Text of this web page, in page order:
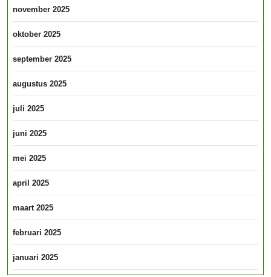
november 2025
oktober 2025
september 2025
augustus 2025
juli 2025
juni 2025
mei 2025
april 2025
maart 2025
februari 2025
januari 2025